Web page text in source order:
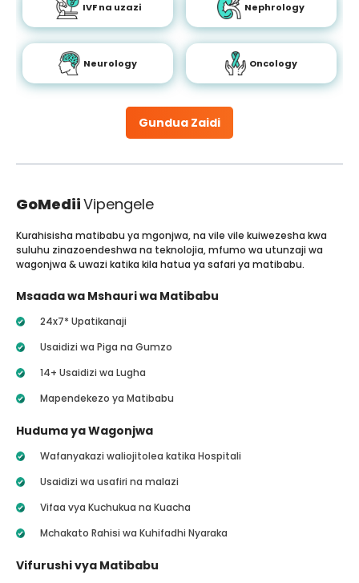
Gundua Zaidi
IVF na uzazi Nephrology
Neurology Oncology
GoMediiVipengele
Kurahisisha matibabu ya mgonjwa, na vile vile kuiwezesha kwa
suluhu zinazoendeshwa na teknolojia, mfumo wa utunzaji wa
wagonjwa & uwazi katika kila hatua ya safari ya matibabu.
Msaada wa Mshauri wa Matibabu
24x7* Upatikanaji
Usaidizi wa Piga na Gumzo
14+ Usaidizi wa Lugha
Mapendekezo ya Matibabu
Huduma ya Wagonjwa
Wafanyakazi waliojitolea katika Hospitali
Usaidizi wa usafiri na malazi
Vifaa vya Kuchukua na Kuacha
Mchakato Rahisi wa Kuhifadhi Nyaraka
Vifurushi vya Matibabu